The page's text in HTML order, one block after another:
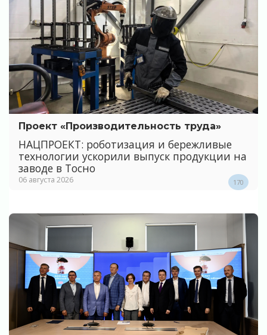
Проект «Производительность труда»
НАЦПРОЕКТ: роботизация и бережливые
технологии ускорили выпуск продукции на
заводе в Тосно
06 августа 2026 170